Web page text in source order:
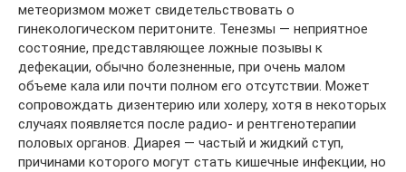
метеоризмом может свидетельствовать о
гинекологическом перитоните. Тенезмы — неприятное
состояние, представляющее ложные позывы к
дефекации, обычно болезненные, при очень малом
объеме кала или почти полном его отсутствии. Может
сопровождать дизентерию или холеру, хотя в некоторых
случаях появляется после радио- и рентгенотерапии
половых органов. Диарея — частый и жидкий ступ,
причинами которого могут стать кишечные инфекции, но